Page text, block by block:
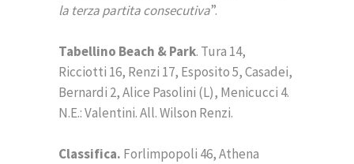
la terza partita consecutiva”.
Tabellino Beach & Park. Tura 14,
Ricciotti 16, Renzi 17, Esposito 5, Casadei,
Bernardi 2, Alice Pasolini (L), Menicucci 4.
N.E.: Valentini. All. Wilson Renzi.
Classifica. Forlimpopoli 46, Athena